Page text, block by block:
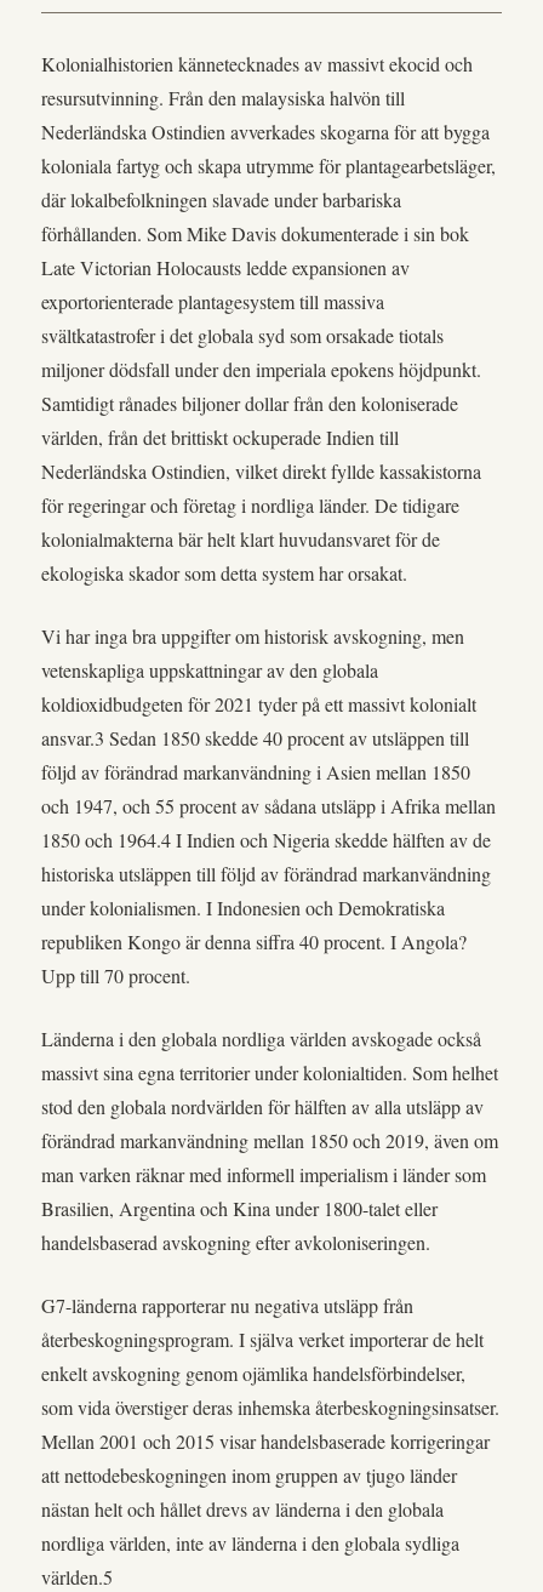
Kolonialhistorien kännetecknades av massivt ekocid och
resursutvinning. Från den malaysiska halvön till
Nederländska Ostindien avverkades skogarna för att bygga
koloniala fartyg och skapa utrymme för plantagearbetsläger,
där lokalbefolkningen slavade under barbariska
förhållanden. Som Mike Davis dokumenterade i sin bok
Late Victorian Holocausts ledde expansionen av
exportorienterade plantagesystem till massiva
svältkatastrofer i det globala syd som orsakade tiotals
miljoner dödsfall under den imperiala epokens höjdpunkt.
Samtidigt rånades biljoner dollar från den koloniserade
världen, från det brittiskt ockuperade Indien till
Nederländska Ostindien, vilket direkt fyllde kassakistorna
för regeringar och företag i nordliga länder. De tidigare
kolonialmakterna bär helt klart huvudansvaret för de
ekologiska skador som detta system har orsakat.
Vi har inga bra uppgifter om historisk avskogning, men
vetenskapliga uppskattningar av den globala
koldioxidbudgeten för 2021 tyder på ett massivt kolonialt
ansvar.3 Sedan 1850 skedde 40 procent av utsläppen till
följd av förändrad markanvändning i Asien mellan 1850
och 1947, och 55 procent av sådana utsläpp i Afrika mellan
1850 och 1964.4 I Indien och Nigeria skedde hälften av de
historiska utsläppen till följd av förändrad markanvändning
under kolonialismen. I Indonesien och Demokratiska
republiken Kongo är denna siffra 40 procent. I Angola?
Upp till 70 procent.
Länderna i den globala nordliga världen avskogade också
massivt sina egna territorier under kolonialtiden. Som helhet
stod den globala nordvärlden för hälften av alla utsläpp av
förändrad markanvändning mellan 1850 och 2019, även om
man varken räknar med informell imperialism i länder som
Brasilien, Argentina och Kina under 1800-talet eller
handelsbaserad avskogning efter avkoloniseringen.
G7-länderna rapporterar nu negativa utsläpp från
återbeskogningsprogram. I själva verket importerar de helt
enkelt avskogning genom ojämlika handelsförbindelser,
som vida överstiger deras inhemska återbeskogningsinsatser.
Mellan 2001 och 2015 visar handelsbaserade korrigeringar
att nettodebeskogningen inom gruppen av tjugo länder
nästan helt och hållet drevs av länderna i den globala
nordliga världen, inte av länderna i den globala sydliga
världen.5